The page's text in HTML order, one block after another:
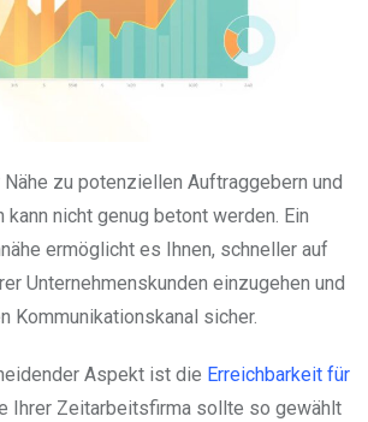
zu potenziellen Auftraggebern und
nicht genug betont werden. Ein
ermöglicht es Ihnen, schneller auf
Unternehmenskunden einzugehen und
Kommunikationskanal sicher.
Aspekt ist die Erreichbarkeit für
Ihrer Zeitarbeitsfirma sollte so gewählt